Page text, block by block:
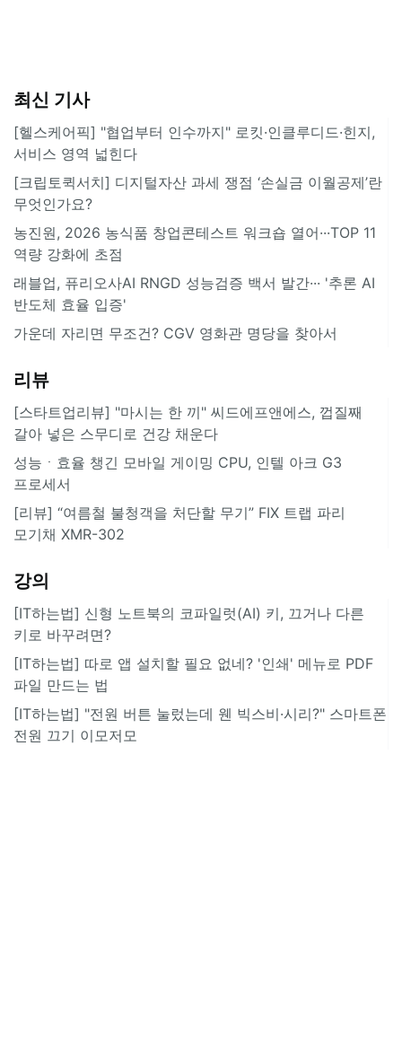
최신 기사
[헬스케어픽] "협업부터 인수까지" 로킷·인클루디드·힌지,
서비스 영역 넓힌다
[크립토퀵서치] 디지털자산 과세 쟁점 ‘손실금 이월공제’란
무엇인가요?
농진원, 2026 농식품 창업콘테스트 워크숍 열어···TOP 11
역량 강화에 초점
래블업, 퓨리오사AI RNGD 성능검증 백서 발간··· '추론 AI
반도체 효율 입증'
가운데 자리면 무조건? CGV 영화관 명당을 찾아서
리뷰
[스타트업리뷰] "마시는 한 끼" 씨드에프앤에스, 껍질째
갈아 넣은 스무디로 건강 채운다
성능ㆍ효율 챙긴 모바일 게이밍 CPU, 인텔 아크 G3
프로세서
[리뷰] “여름철 불청객을 처단할 무기” FIX 트랩 파리
모기채 XMR-302
강의
[IT하는법] 신형 노트북의 코파일럿(AI) 키, 끄거나 다른
키로 바꾸려면?
[IT하는법] 따로 앱 설치할 필요 없네? '인쇄' 메뉴로 PDF
파일 만드는 법
[IT하는법] "전원 버튼 눌렀는데 웬 빅스비·시리?" 스마트폰
전원 끄기 이모저모